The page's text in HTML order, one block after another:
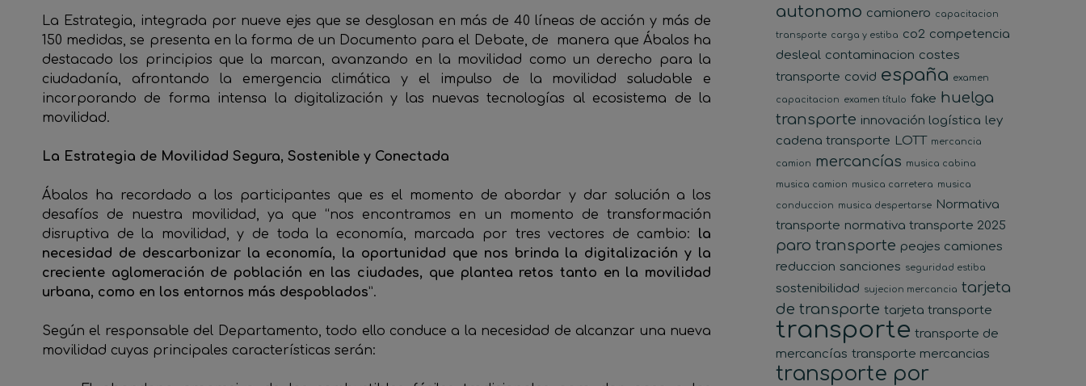
La Estrategia, integrada por nueve ejes que se desglosan en más de 40 líneas de acción y más de
150 medidas, se presenta en la forma de un Documento para el Debate, de manera que Ábalos ha
destacado los principios que la marcan, avanzando en la movilidad como un derecho para la
ciudadanía, afrontando la emergencia climática y el impulso de la movilidad saludable e
incorporando de forma intensa la digitalización y las nuevas tecnologías al ecosistema de la
movilidad.
La Estrategia de Movilidad Segura, Sostenible y Conectada
Ábalos ha recordado a los participantes que es el momento de abordar y dar solución a los
desafíos de nuestra movilidad, ya que “nos encontramos en un momento de transformación
disruptiva de la movilidad, y de toda la economía, marcada por tres vectores de cambio: la
necesidad de descarbonizar la economía, la oportunidad que nos brinda la digitalización y la
creciente aglomeración de población en las ciudades, que plantea retos tanto en la movilidad
urbana, como en los entornos más despoblados”.
Según el responsable del Departamento, todo ello conduce a la necesidad de alcanzar una nueva
movilidad cuyas principales características serán:
autonomo camionero capacitacion
transporte carga y estiba co2 competencia
desleal contaminacion costes
transporte covid españa examen
capacitacion examen título fake huelga
transporte innovación logística ley
cadena transporte LOTT mercancia
camion mercancías musica cabina
musica camion musica carretera musica
conduccion musica despertarse
Normativa
transporte normativa transporte 2025
paro transporte peajes camiones
reduccion sanciones seguridad estiba
sostenibilidad sujecion mercancia tarjeta
de transporte tarjeta transporte
transporte transporte de
mercancías transporte mercancias
transporte por